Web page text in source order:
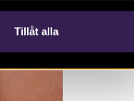
Tillåt alla